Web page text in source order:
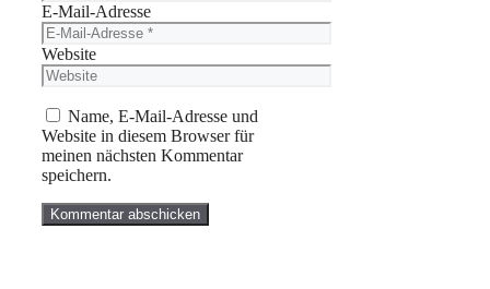
E-Mail-Adresse
Website
Name, E-Mail-Adresse und
Website in diesem Browser für
meinen nächsten Kommentar
speichern.